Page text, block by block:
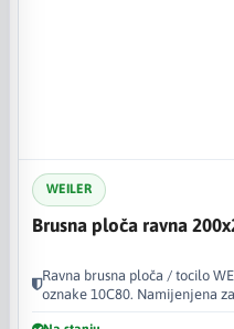
WEILER
Brusna ploča ravna
Ravna brusna ploča / tocilo
oznake 10C80. Namijenjena